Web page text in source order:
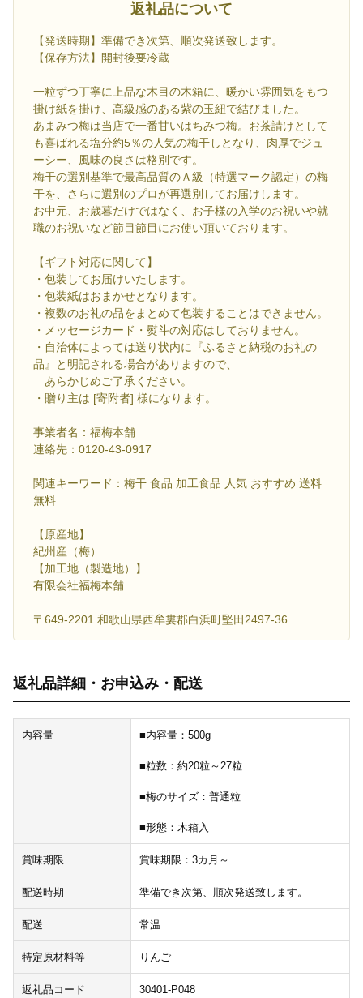
返礼品について
【発送時期】準備でき次第、順次発送致します。
【保存方法】開封後要冷蔵
一粒ずつ丁寧に上品な木目の木箱に、暖かい雰囲気をもつ
掛け紙を掛け、高級感のある紫の玉紐で結びました。
あまみつ梅は当店で一番甘いはちみつ梅。お茶請けとして
も喜ばれる塩分約5％の人気の梅干しとなり、肉厚でジュ
ーシー、風味の良さは格別です。
梅干の選別基準で最高品質のＡ級（特選マーク認定）の梅
干を、さらに選別のプロが再選別してお届けします。
お中元、お歳暮だけではなく、お子様の入学のお祝いや就
職のお祝いなど節目節目にお使い頂いております。
【ギフト対応に関して】
・包装してお届けいたします。
・包装紙はおまかせとなります。
・複数のお礼の品をまとめて包装することはできません。
・メッセージカード・熨斗の対応はしておりません。
・自治体によっては送り状内に『ふるさと納税のお礼の
品』と明記される場合がありますので、
あらかじめご了承ください。
・贈り主は [寄附者] 様になります。
事業者名：福梅本舗
連絡先：0120-43-0917
関連キーワード：梅干 食品 加工食品 人気 おすすめ 送料
無料
【原産地】
紀州産（梅）
【加工地（製造地）】
有限会社福梅本舗
〒649-2201 和歌山県西牟婁郡白浜町堅田2497-36
返礼品詳細・お申込み・配送
内容量 ■内容量：500g
■粒数：約20粒～27粒
■梅のサイズ：普通粒
■形態：木箱入
賞味期限 賞味期限：3カ月～
配送時期 準備でき次第、順次発送致します。
配送 常温
特定原材料等 りんご
返礼品コード 30401-P048